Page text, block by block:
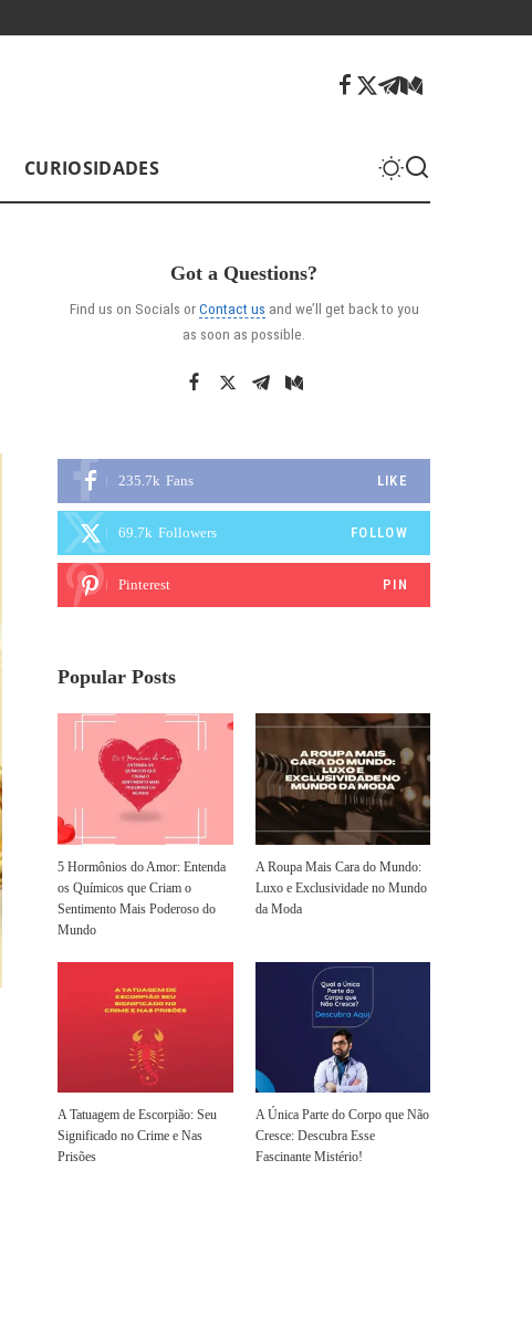
CURIOSIDADES
Got a Questions?
Find us on Socials orContact us and we’ll get back to you
as soon as possible.
235.7k Fans LIKE
69.7k Followers FOLLOW
Pinterest PIN
Popular Posts
5 Hormônios do Amor: Entenda
os Químicos que Criam o
Sentimento Mais Poderoso do
Mundo
A Roupa Mais Cara do Mundo:
Luxo e Exclusividade no Mundo
da Moda
A Tatuagem de Escorpião: Seu
Significado no Crime e Nas
Prisões
A Única Parte do Corpo que Não
Cresce: Descubra Esse
Fascinante Mistério!